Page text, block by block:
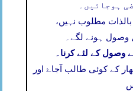
ہوجائیں۔
مطلوب نہیں،
ہونے لگے۔
کے لئے کرنا۔
کے کوئی طالب آجاۓ اور